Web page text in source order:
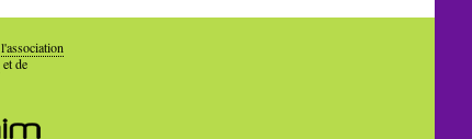
l'association
et de